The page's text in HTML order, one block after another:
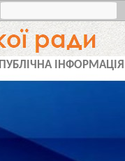
ПУБЛІЧНА ІНФОРМАЦІЯ